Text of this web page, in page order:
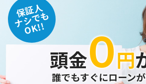
保証人
ナシでも
OK!!
頭金０円
誰でもすぐにローン